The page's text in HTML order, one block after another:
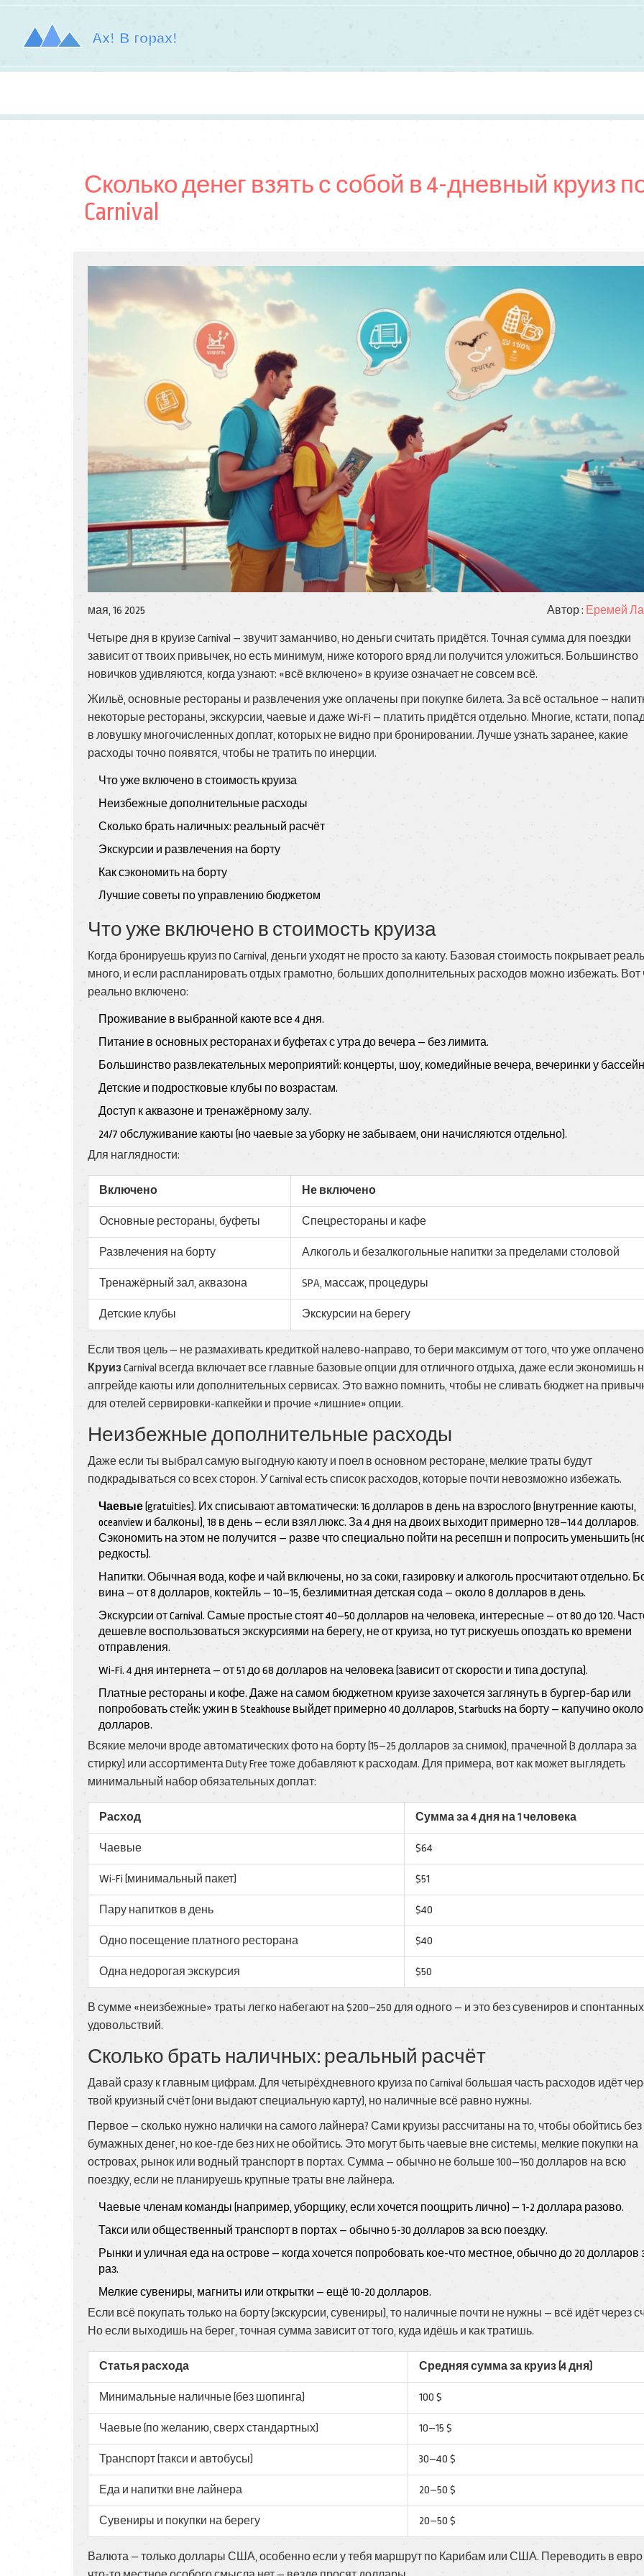
Сколько денег взять с собой в 4-дневный круиз
Carnival
мая, 16 2025 Автор : Еремей
Четыре дня в круизе Carnival — звучит заманчиво, но деньги считать придётся. Точная сумма для поездки
зависит от твоих привычек, но есть минимум, ниже которого вряд ли получится уложиться. Большинство
новичков удивляются, когда узнают: «всё включено» в круизе означает не совсем всё.
Жильё, основные рестораны и развлечения уже оплачены при покупке билета. За всё остальное —
некоторые рестораны, экскурсии, чаевые и даже Wi-Fi — платить придётся отдельно. Многие, кстати,
в ловушку многочисленных доплат, которых не видно при бронировании. Лучше узнать заранее, какие
расходы точно появятся, чтобы не тратить по инерции.
Что уже включено в стоимость круиза
Неизбежные дополнительные расходы
Сколько брать наличных: реальный расчёт
Экскурсии и развлечения на борту
Как сэкономить на борту
Лучшие советы по управлению бюджетом
Что уже включено в стоимость круиза
Когда бронируешь круиз по Carnival, деньги уходят не просто за каюту. Базовая стоимость покрывает
много, и если распланировать отдых грамотно, больших дополнительных расходов можно избежать. Вот
реально включено:
Проживание в выбранной каюте все 4 дня.
Питание в основных ресторанах и буфетах с утра до вечера — без лимита.
Большинство развлекательных мероприятий: концерты, шоу, комедийные вечера, вечеринки у
Детские и подростковые клубы по возрастам.
Доступ к аквазоне и тренажёрному залу.
24/7 обслуживание каюты (но чаевые за уборку не забываем, они начисляются отдельно).
Для наглядности:
Включено Не включено
Основные рестораны, буфеты Спецрестораны и кафе
Развлечения на борту Алкоголь и безалкогольные напитки за пределами столовой
Тренажёрный зал, аквазона SPA, массаж, процедуры
Детские клубы Экскурсии на берегу
Если твоя цель — не размахивать кредиткой налево-направо, то бери максимум от того, что уже
КруизCarnival всегда включает все главные базовые опции для отличного отдыха, даже если экономишь
апгрейде каюты или дополнительных сервисах. Это важно помнить, чтобы не сливать бюджет на
для отелей сервировки-капкейки и прочие «лишние» опции.
Неизбежные дополнительные расходы
Даже если ты выбрал самую выгодную каюту и поел в основном ресторане, мелкие траты будут
подкрадываться со всех сторон. У Carnival есть список расходов, которые почти невозможно избежать.
Чаевые (gratuities). Их списывают автоматически: 16 долларов в день на взрослого (внутренние каюты,
oceanview и балконы), 18 в день — если взял люкс. За 4 дня на двоих выходит примерно 128–144 долларов.
Сэкономить на этом не получится — разве что специально пойти на ресепшн и попросить уменьшить
редкость).
Напитки. Обычная вода, кофе и чай включены, но за соки, газировку и алкоголь просчитают отдельно.
вина — от 8 долларов, коктейль — 10–15, безлимитная детская сода — около 8 долларов в день.
Экскурсии от Carnival. Самые простые стоят 40–50 долларов на человека, интересные — от 80 до 120.
дешевле воспользоваться экскурсиями на берегу, не от круиза, но тут рискуешь опоздать ко времени
отправления.
Wi-Fi. 4 дня интернета — от 51 до 68 долларов на человека (зависит от скорости и типа доступа).
Платные рестораны и кофе. Даже на самом бюджетном круизе захочется заглянуть в бургер-бар или
попробовать стейк: ужин в Steakhouse выйдет примерно 40 долларов, Starbucks на борту — капучино
долларов.
Всякие мелочи вроде автоматических фото на борту (15–25 долларов за снимок), прачечной (3 доллара за
стирку) или ассортимента Duty Free тоже добавляют к расходам. Для примера, вот как может выглядеть
минимальный набор обязательных доплат:
Расход Сумма за 4 дня на 1 человека
Чаевые $64
Wi-Fi (минимальный пакет) $51
Пару напитков в день $40
Одно посещение платного ресторана $40
Одна недорогая экскурсия $50
В сумме «неизбежные» траты легко набегают на $200–250 для одного — и это без сувениров и спонтанных
удовольствий.
Сколько брать наличных: реальный расчёт
Давай сразу к главным цифрам. Для четырёхдневного круиза по Carnival большая часть расходов идёт
твой круизный счёт (они выдают специальную карту), но наличные всё равно нужны.
Первое — сколько нужно налички на самого лайнера? Сами круизы рассчитаны на то, чтобы обойтись без
бумажных денег, но кое-где без них не обойтись. Это могут быть чаевые вне системы, мелкие покупки на
островах, рынок или водный транспорт в портах. Сумма — обычно не больше 100—150 долларов на всю
поездку, если не планируешь крупные траты вне лайнера.
Чаевые членам команды (например, уборщику, если хочется поощрить лично) — 1-2 доллара разово.
Такси или общественный транспорт в портах — обычно 5-30 долларов за всю поездку.
Рынки и уличная еда на острове — когда хочется попробовать кое-что местное, обычно до 20 долларов
раз.
Мелкие сувениры, магниты или открытки — ещё 10-20 долларов.
Если всё покупать только на борту (экскурсии, сувениры), то наличные почти не нужны — всё идёт через
Но если выходишь на берег, точная сумма зависит от того, куда идёшь и как тратишь.
Статья расхода Средняя сумма за круиз (4 дня)
Минимальные наличные (без шопинга) 100 $
Чаевые (по желанию, сверх стандартных) 10–15 $
Транспорт (такси и автобусы) 30–40 $
Еда и напитки вне лайнера 20–50 $
Сувениры и покупки на берегу 20–50 $
Валюта — только доллары США, особенно если у тебя маршрут по Карибам или США. Переводить в евро